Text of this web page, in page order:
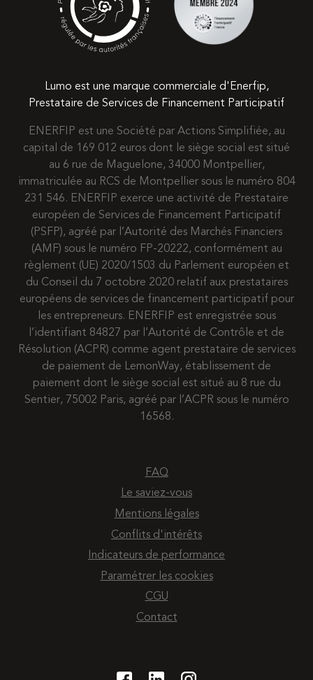
Lumo est une marque commerciale d'Enerfip,
Prestataire de Services de Financement Participatif
ENERFIP est une Société par Actions Simplifiée, au
capital de 169 012 euros dont le siège social est situé
au 6 rue de Maguelone, 34000 Montpellier,
immatriculée au RCS de Montpellier sous le numéro 804
231 546. ENERFIP exerce une activité de Prestataire
européen de Services de Financement Participatif
(PSFP), agréé par l’Autorité des Marchés Financiers
(AMF) sous le numéro FP-20222, conformément au
règlement (UE) 2020/1503 du Parlement européen et
du Conseil du 7 octobre 2020 relatif aux prestataires
européens de services de financement participatif pour
les entrepreneurs. ENERFIP est enregistrée sous
l’identifiant 84827 par l’Autorité de Contrôle et de
Résolution (ACPR) comme agent prestataire de services
de paiement de LemonWay, établissement de
paiement dont le siège social est situé au 8 rue du
Sentier, 75002 Paris, agréé par l’ACPR sous le numéro
16568.
FAQ
Le saviez-vous
Mentions légales
Conflits d'intérêts
Indicateurs de performance
Paramétrer les cookies
CGU
Contact